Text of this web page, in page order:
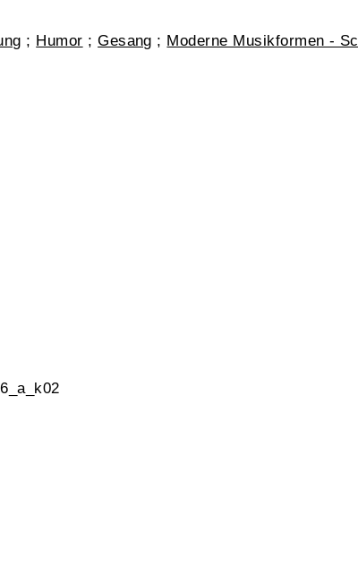
; Humor ;Gesang ; Moderne Musikformen -